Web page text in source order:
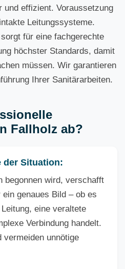
und effizient. Voraussetzung
Leitungssysteme.
für eine fachgerechte
höchster Standards, damit
müssen. Wir garantieren
Ihrer Sanitärarbeiten.
Fallholz ab?
der Situation:
begonnen wird, verschafft
genaues Bild – ob es
eine veraltete
Verbindung handelt.
vermeiden unnötige